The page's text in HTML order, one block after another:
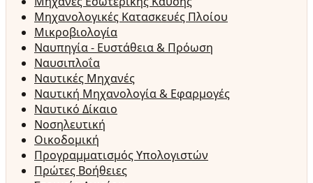
Μηχανολογικές Κατασκευές Πλοίου
Μικροβιολογία
Ναυπηγία - Ευστάθεια & Πρόωση
Ναυσιπλοΐα
Ναυτικές Μηχανές
Ναυτική Μηχανολογία & Εφαρμογές
Ναυτικό Δίκαιο
Νοσηλευτική
Οικοδομική
Προγραμματισμός Υπολογιστών
Πρώτες Βοήθειες